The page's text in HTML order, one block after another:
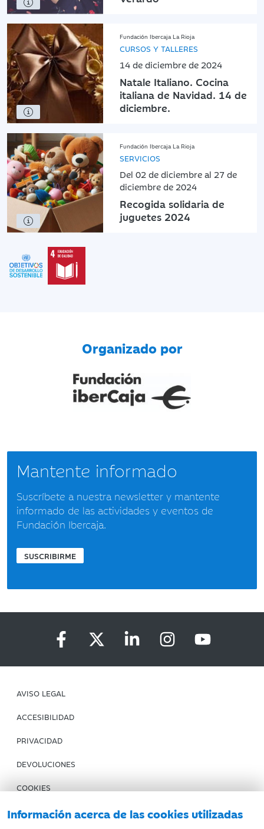
Información acerca de las cookies utilizadas
Fundación Ibercaja La Rioja
CURSOS Y TALLERES
14 de diciembre de 2024
Natale Italiano. Cocina
italiana de Navidad. 14 de
diciembre.
Fundación Ibercaja La Rioja
SERVICIOS
Del 02 de diciembre al 27 de
diciembre de 2024
Recogida solidaria de
juguetes 2024
Organizado por
Mantente informado
Suscríbete a nuestra newsletter y mantente
informado de las actividades y eventos de
Fundación Ibercaja.
SUSCRIBIRME
AVISO LEGAL
ACCESIBILIDAD
PRIVACIDAD
DEVOLUCIONES
COOKIES
CONDICIONES DE COMPRA